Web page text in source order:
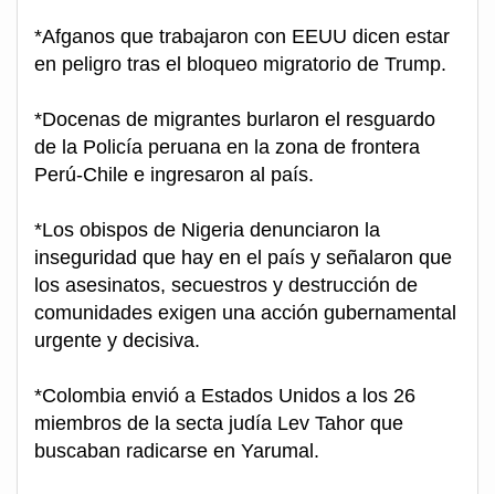
*Afganos que trabajaron con EEUU dicen estar
en peligro tras el bloqueo migratorio de Trump.
*Docenas de migrantes burlaron el resguardo
de la Policía peruana en la zona de frontera
Perú-Chile e ingresaron al país.
*Los obispos de Nigeria denunciaron la
inseguridad que hay en el país y señalaron que
los asesinatos, secuestros y destrucción de
comunidades exigen una acción gubernamental
urgente y decisiva.
*Colombia envió a Estados Unidos a los 26
miembros de la secta judía Lev Tahor que
buscaban radicarse en Yarumal.